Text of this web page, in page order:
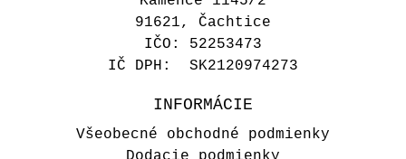
91621, Čachtice
IČO: 52253473
IČ DPH: SK2120974273
INFORMÁCIE
Všeobecné obchodné podmienky